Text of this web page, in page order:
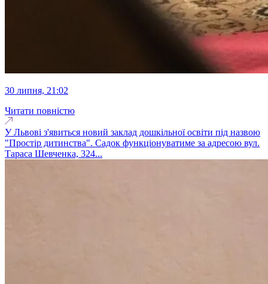
30 липня, 21:02
Читати повністю
У Львові з'явиться новий заклад дошкільної освіти під назвою
"Простір дитинства". Садок функціонуватиме за адресою вул.
Тараса Шевченка, 324...